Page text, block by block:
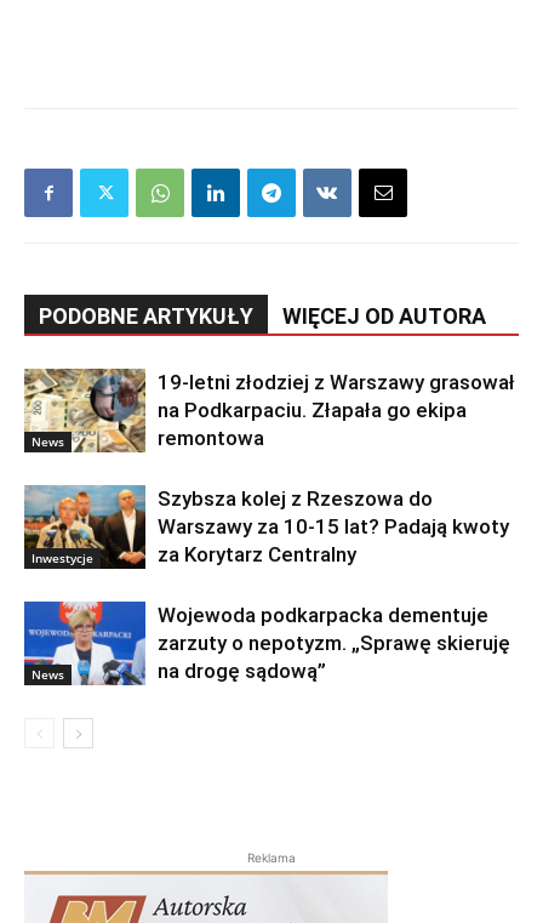
PODOBNE ARTYKUŁY WIĘCEJ OD AUTORA
News
19-letni złodziej z Warszawy grasował
na Podkarpaciu. Złapała go ekipa
remontowa
Inwestycje
Szybsza kolej z Rzeszowa do
Warszawy za 10-15 lat? Padają kwoty
za Korytarz Centralny
News
Wojewoda podkarpacka dementuje
zarzuty o nepotyzm. „Sprawę skieruję
na drogę sądową”
Reklama